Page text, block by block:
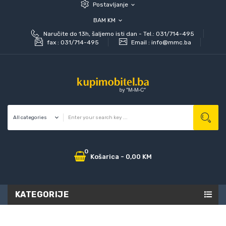
Postavljanje expand_more
BAM KM expand_more
Naručite do 13h, šaljemo isti dan - Tel.: 031/714-495
fax : 031/714-495 Email : info@mmc.ba
Košarica
0
- 0,00 KM
KATEGORIJE